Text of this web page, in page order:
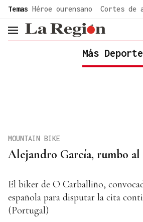
common.go-to-content
Temas Héroe ourensano Cortes de
header.menu.open
Más Deporte
Alejandro García, rumbo al
MOUNTAIN BIKE
El biker de O Carballiño,
española para disputar la cita
(Portugal)